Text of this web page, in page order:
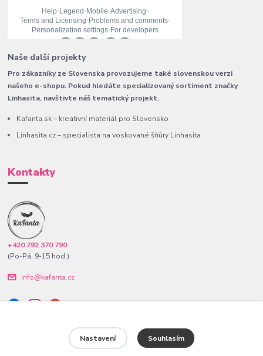
Naše další projekty
Pro zákazníky ze Slovenska provozujeme také slovenskou verzi
našeho e-shopu. Pokud hledáte specializovaný sortiment značky
Linhasita, navštivte náš tematický projekt.
Kafanta.sk – kreativní materiál pro Slovensko
Linhasita.cz – specialista na voskované šňůry Linhasita
Kontakty
+420 792 370 790
(Po-Pá, 9-15 hod.)
info@kafanta.cz
Nastavení Souhlasím